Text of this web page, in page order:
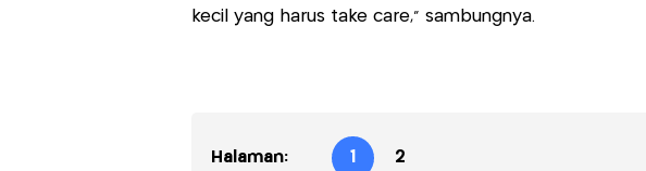
kecil yang harus take care," sambungnya.
Halaman: 1 2